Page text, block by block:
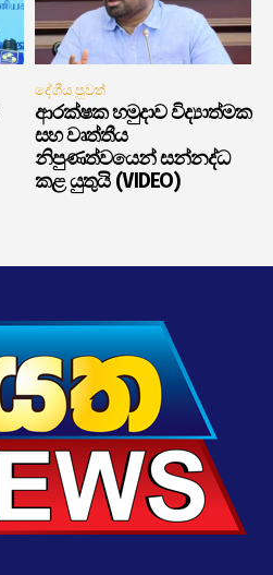
දේශීය පුවත්
ආරක්ෂක හමුදාව විද්‍යාත්මක
සහ වෘත්තීය
නිපුණත්වයෙන් සන්නද්ධ
කළ යුතුයි (VIDEO)